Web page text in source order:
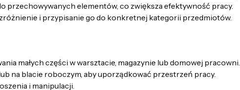
przechowywanych elementów, co zwiększa efektywność pracy.
i przypisanie go do konkretnej kategorii przedmiotów.
małych części w warsztacie, magazynie lub domowej pracowni.
na blacie roboczym, aby uporządkować przestrzeń pracy.
i manipulacji.